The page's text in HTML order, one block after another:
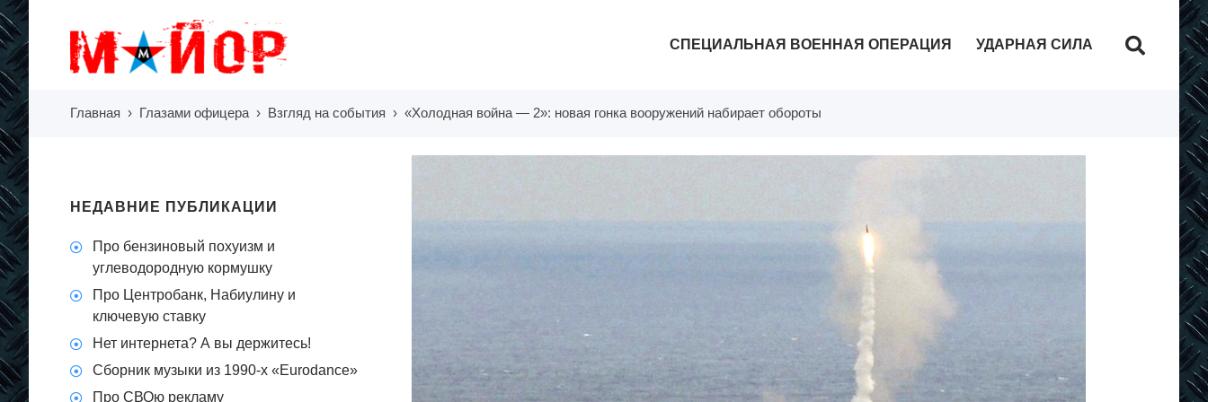
СПЕЦИАЛЬНАЯ ВОЕННАЯ ОПЕРАЦИЯ УДАРНАЯ СИЛА
Главная › Глазами офицера › Взгляд на события › «Холодная война — 2»: новая гонка вооружений набирает обороты
НЕДАВНИЕ ПУБЛИКАЦИИ
Про бензиновый похуизм и
углеводородную кормушку
Про Центробанк, Набиулину и
ключевую ставку
Нет интернета? А вы держитесь!
Сборник музыки из 1990-х «Eurodance»
Про СВОю рекламу